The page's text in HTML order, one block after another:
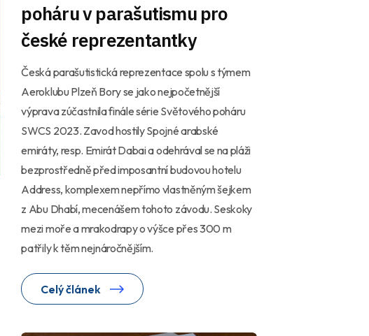
poháru v parašutismu pro
české reprezentantky
Česká parašutistická reprezentace spolu s týmem
Aeroklubu Plzeň Bory se jako nejpočetnější
výprava zúčastnila finále série Světového poháru
SWCS 2023. Zavod hostily Spojné arabské
emiráty, resp. Emirát Dabai a odehrával se na pláži
bezprostředně před imposantní budovou hotelu
Address, komplexem nepřímo vlastněným šejkem
z Abu Dhabí, mecenášem tohoto závodu. Seskoky
mezi moře a mrakodrapy o výšce přes 300 m
patřily k těm nejnáročnějším.
Celý článek